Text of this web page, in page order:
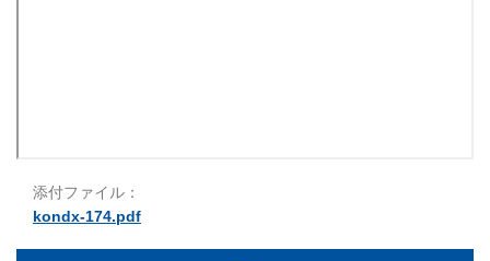
添付ファイル：
kondx-174.pdf